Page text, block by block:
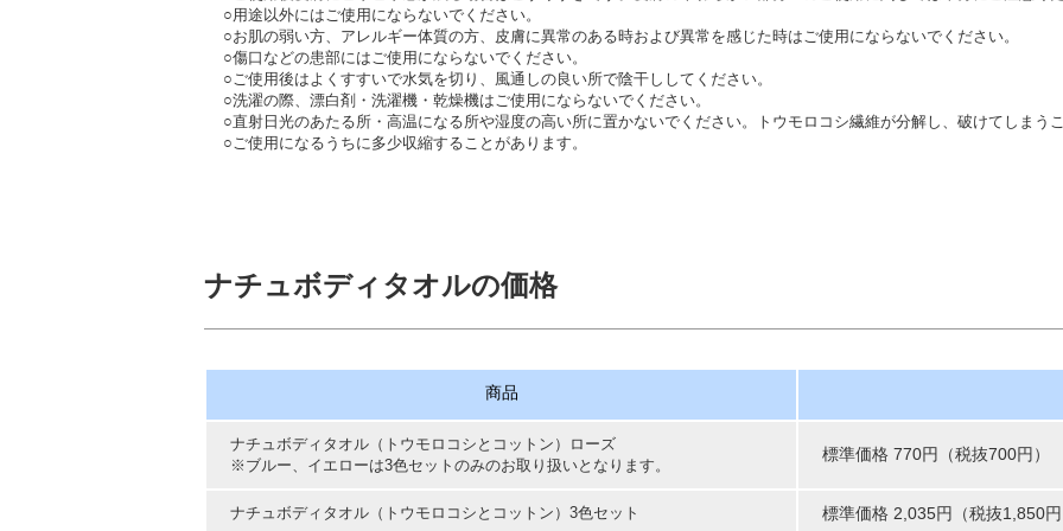
○用途以外にはご使用にならないでください。
○お肌の弱い方、アレルギー体質の方、皮膚に異常のある時および異常を感じた時はご使用にならないでください。
○傷口などの患部にはご使用にならないでください。
○ご使用後はよくすすいで水気を切り、風通しの良い所で陰干ししてください。
○洗濯の際、漂白剤・洗濯機・乾燥機はご使用にならないでください。
○直射日光のあたる所・高温になる所や湿度の高い所に置かないでください。トウモロコシ繊維が分解し、破けてしまうこ
○ご使用になるうちに多少収縮することがあります。
ナチュボディタオルの価格
商品
ナチュボディタオル（トウモロコシとコットン）ローズ
※ブルー、イエローは3色セットのみのお取り扱いとなります。
標準価格 770円（税抜700円）
ナチュボディタオル（トウモロコシとコットン）3色セット 標準価格 2,035円（税抜1,850円